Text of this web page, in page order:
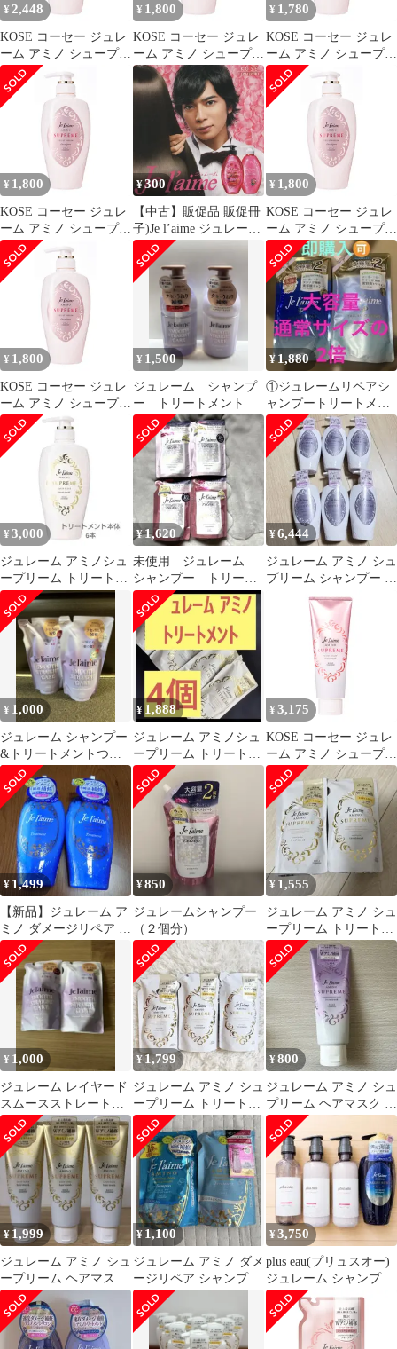
¥ 2,448
KOSE コーセー ジュレ
ーム アミノ シュープリ
ーム シャンプー (ベル
ベット
¥ 1,800
KOSE コーセー ジュレ
ーム アミノ シュープリ
ーム シャンプー (ベル
ベットメロウ) しっと
り なめらか 本体
500mL ローズ&ジャス
ミンの香り) 500ミリリ
ットル (x 1) [シャンプ
ー]
¥ 1,780
KOSE コーセー ジュレ
ーム アミノ シュープリ
ーム シャンプー (ベル
ベットメロウ) しっと
り なめらか 本体
500mL ローズ&ジャス
ミンの香り) 500ミリリ
ットル (x 1) [シャンプ
ー]
¥ 1,800
KOSE コーセー ジュレ
ーム アミノ シュープリ
ーム シャンプー (ベル
ベットメロウ) しっと
り なめらか 本体
500mL ローズ&ジャス
ミンの香り) 500ミリリ
ットル (x 1) [シャンプ
ー]
¥300
【中古】販促品 販促冊
子)Je l’aime ジュレーム
(あなたの髪悩みにあわ
せて選べる 3つのジュ
レーム)
¥ 1,800
KOSE コーセー ジュレ
ーム アミノ シュープリ
ーム シャンプー (ベル
ベットメロウ) しっと
り なめらか 本体
500mL ローズ&ジャス
ミンの香り) 500ミリリ
ットル (x 1) [シャンプ
ー]
¥ 1,800
KOSE コーセー ジュレ
ーム アミノ シュープリ
ーム シャンプー (ベル
ベットメロウ) しっと
り なめらか 本体
500mL ローズ&ジャス
ミンの香り) 500ミリリ
ットル (x 1) [シャンプ
ー]
¥ 1,500
ジュレーム シャンプ
ー トリートメント
¥1,880
①ジュレームリペアシ
ャンプートリートメン
ト680ml 大容量詰替通
常サイズ2個分
¥ 3,000
ジュレーム アミノシュ
ープリーム トリートメ
ント 6本
¥1,620
未使用 ジュレーム
シャンプー トリート
メント
¥6,444
ジュレーム アミノ シュ
プリーム シャンプー 本
体 6本セット
¥ 1,000
ジュレーム シャンプー
&トリートメントつめ
かえ用 スムーススト
レートケア
¥ 1,888
ジュレーム アミノシュ
ープリーム トリートメ
ント 詰替 350ml×4
¥ 3,175
KOSE コーセー ジュレ
ーム アミノ シュープリ
ーム ヘアマスク (ベル
ベット
¥ 1,499
【新品】ジュレーム ア
ミノ ダメージリペア ト
リートメント500ml× 2
本
¥850
ジュレームシャンプー
（２個分）
¥ 1,555
ジュレーム アミノ シュ
ープリーム トリートメ
ント 詰替 350ml✕2袋
¥ 1,000
ジュレーム レイヤード
スムースストレートケ
ア シャンプー・トリー
トメント詰替
¥1,799
ジュレーム アミノ シュ
ープリーム トリートメ
ント 詰替 350ml✕3袋
¥800
ジュレーム アミノ シュ
プリーム ヘアマスク ツ
ヤツヤ
¥ 1,999
ジュレーム アミノ シュ
ープリーム ヘアマスク
S さらさらかろやか 3
本
¥ 1,100
ジュレーム アミノ ダメ
ージリペア シャンプー
トリートメント 詰替
¥3,750
plus eau(プリュスオー)
ジュレーム シャンプー
&トリートメントセッ
ト